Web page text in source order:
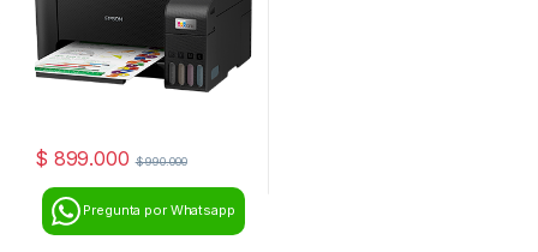
$ 899.000 $990.000
Pregunta por Whatsapp